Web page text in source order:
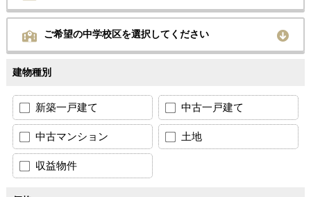
ご希望の中学校区を選択してください
建物種別
新築一戸建て 中古一戸建て
中古マンション 土地
収益物件